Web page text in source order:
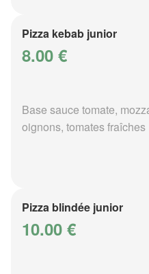
Pizza kebab junior
8.00 €
Base sauce tomate,
oignons, tomates fraîches
Pizza blindée junior
10.00 €